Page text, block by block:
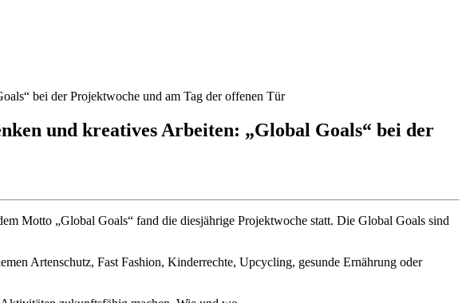
bei der Projektwoche und am Tag der offenen Tür
und kreatives Arbeiten: „Global Goals“ bei der
Motto „Global Goals“ fand die diesjährige Projektwoche statt. Die Global Goals sind
Artenschutz, Fast Fashion, Kinderrechte, Upcycling, gesunde Ernährung oder